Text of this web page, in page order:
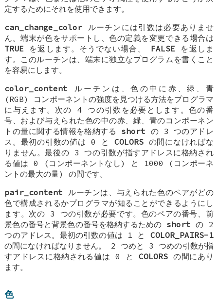
定するためにそれを使用できます。
can_change_color ルーチンには引数は必要ありませ
ん。端末が色をサポートし、色の定義を変更できる場合は
TRUE を返します。そうでない場合、 FALSE を返しま
す。このルーチンは、端末に独立なプログラムを書くこと
を容易にします。
color_content ルーチンは、色の中に赤、緑、青
(RGB) コンポーネントの強度を見つける方法をプログラマ
に与えます。次の 4 つの引数を必要とします。色の番
号、および与えられた色の中の赤、緑、青のコンポーネン
トの量に関する情報を格納する short の 3 つのアドレ
ス。最初の引数の値は 0 とCOLORS の間になければな
りません。最後の 3 つの引数が指すアドレスに格納され
る値は 0 (コンポーネントなし) と 1000 (コンポーネ
ントの最大の量) の間です。
pair_content ルーチンは、与えられた色のペアがどの
色で構成されるかプログラマが知ることができるようにし
ます。次の 3 つの引数が必要です。色のペアの番号、前
景色の番号と背景色の番号を格納するための short の 2
つのアドレス。最初の引数の値は 1 と COLOR_PAIRS-1
の間になければなりません。 2 つめと 3 つめの引数が指
すアドレスに格納される値は 0 とCOLORS の間にあり
ます。
色